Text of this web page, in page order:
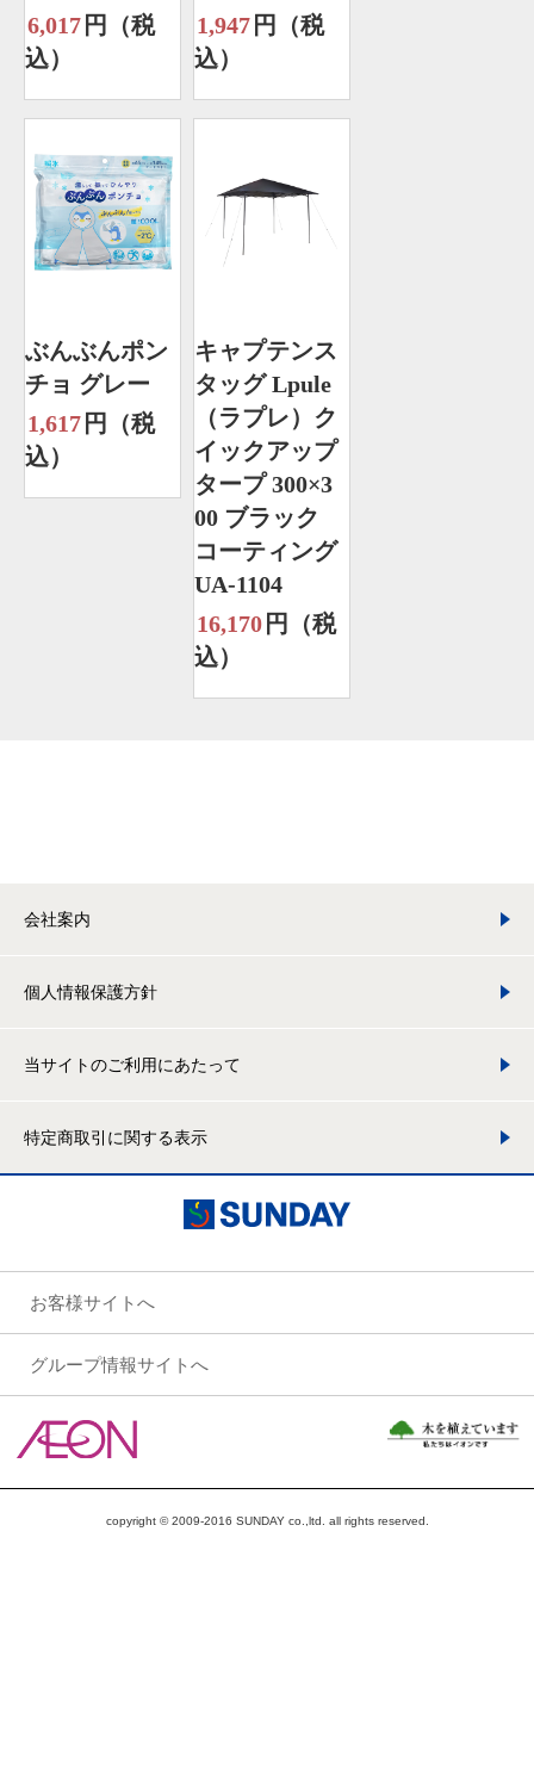
6,017 円（税
込）
1,947 円（税
込）
ぶんぶんポン
チョ グレー
1,617 円（税
込）
キャプテンス
タッグ Lpule
（ラプレ）ク
イックアップ
タープ 300×3
00 ブラック
コーティング
UA-1104
16,170 円（税
込）
会社案内
個人情報保護方針
当サイトのご利用にあたって
特定商取引に関する表示
お客様サイトへ
グループ情報サイトへ
copyright © 2009-2016 SUNDAY co.,ltd. all rights reserved.